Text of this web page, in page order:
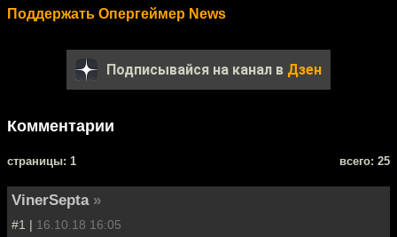
Поддержать Опергеймер News
Подписывайся на канал в Дзен
Комментарии
cтраницы: 1 всего: 25
VinerSepta »
#1 | 16.10.18 16:05